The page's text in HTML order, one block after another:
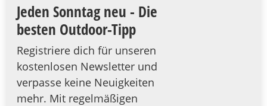
Jeden Sonntag neu - Die
besten Outdoor-Tipp
Registriere dich für unseren
kostenlosen Newsletter und
verpasse keine Neuigkeiten
mehr. Mit regelmäßigen